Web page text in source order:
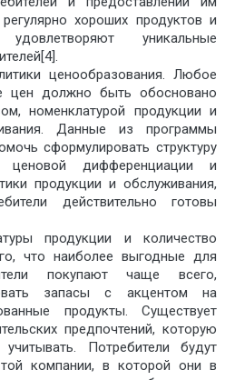
хороших продуктов и
уникальные
ценообразования. Любое
цен должно быть обосновано
номенклатурой продукции и
Данные из программы
сформулировать структуру
ценовой дифференциации и
продукции и обслуживания,
действительно готовы
продукции и количество
что наиболее выгодные для
покупают чаще всего,
запасы с акцентом на
продукты. Существует
предпочтений, которую
Потребители будут
компании, в которой они в